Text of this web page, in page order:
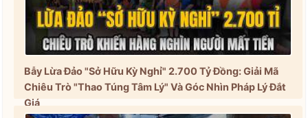
Bẫy Lừa Đảo "Sở Hữu Kỳ Nghỉ" 2.700 Tỷ Đồng: Giải Mã
Chiêu Trò "Thao Túng Tâm Lý" Và Góc Nhìn Pháp Lý Đắt
Giá